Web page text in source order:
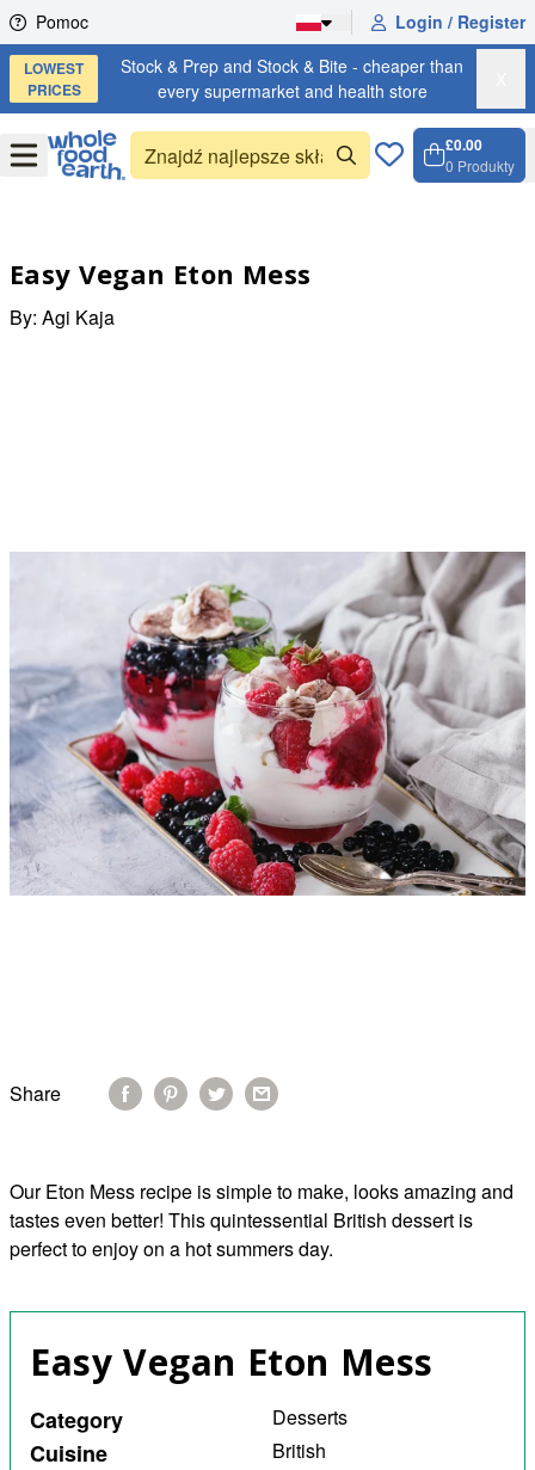
Skip to content
Pomoc Login / Register
LOWEST
PRICES
Stock & Prep and Stock & Bite - cheaper than
every supermarket and health store
OpenMenu
£0.00
0 Produkty
Easy Vegan Eton Mess
By: Agi Kaja
Share
Our Eton Mess recipe is simple to make, looks amazing and
tastes even better! This quintessential British dessert is
perfect to enjoy on a hot summers day.
Easy Vegan Eton Mess
Category Desserts
Cuisine
British